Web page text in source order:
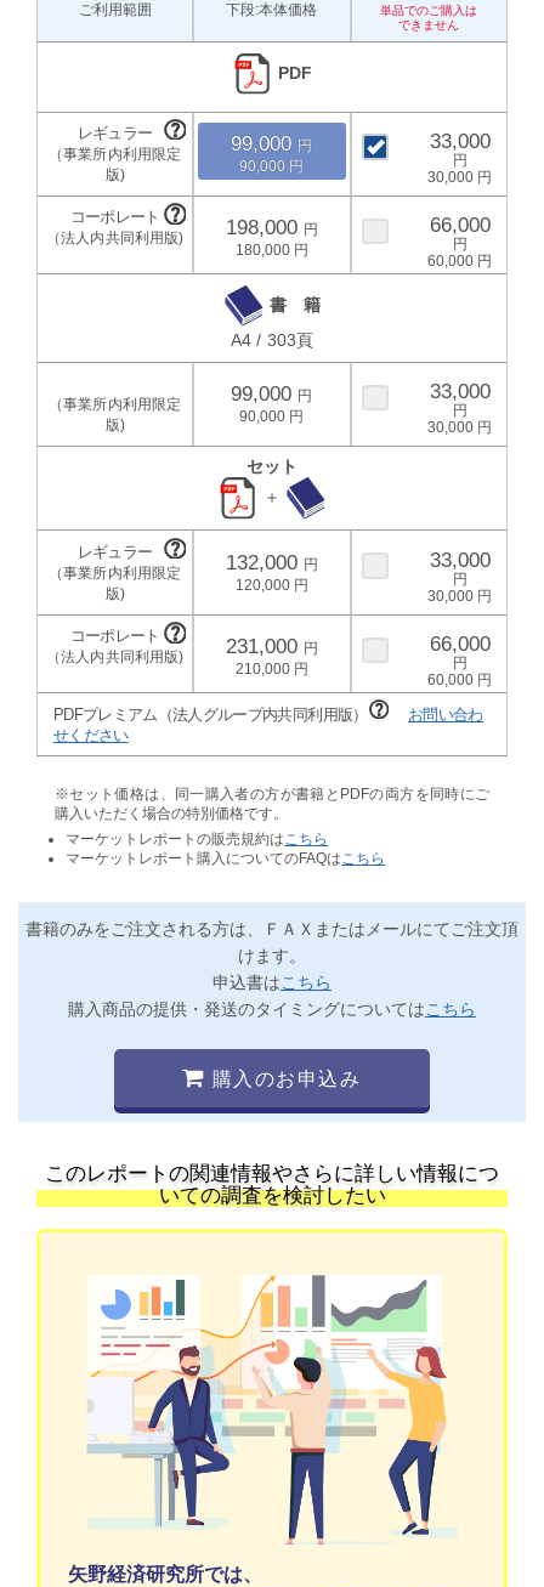
ご利用範囲 下段:本体価格
PDF
99,000
90,000
33,000
30,000
198,000
180,000
66,000
60,000
書 籍
A4 / 303頁
99,000
90,000
33,000
30,000
セット
＋
132,000
120,000
33,000
30,000
231,000
210,000
66,000
60,000
PDFプレミアム（法人グループ内共同利用版）
お問い合わ
せください
※セット価格は、同一購入者の方が書籍とPDFの両方を同時にご
購入いただく場合の特別価格です。
マーケットレポートの販売規約は こちら
マーケットレポート購入についてのFAQは こちら
書籍のみをご注文される方は、ＦＡＸまたはメールにてご注文頂
けます。
申込書はこちら
購入商品の提供・発送のタイミングについてはこちら
購入のお申込み
このレポートの関連情報やさらに詳しい情報につ
いての調査を検討したい
矢野経済研究所では、